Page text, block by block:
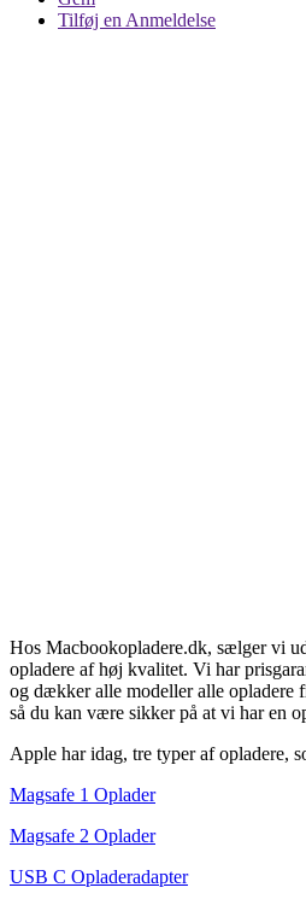
Tilføj en Anmeldelse
Hos Macbookopladere.dk, sælger vi
opladere af høj kvalitet. Vi har
og dækker alle modeller alle opladere
så du kan være sikker på at vi har en
Apple har idag, tre typer af opladere,
Magsafe 1 Oplader
Magsafe 2 Oplader
USB C Opladeradapter